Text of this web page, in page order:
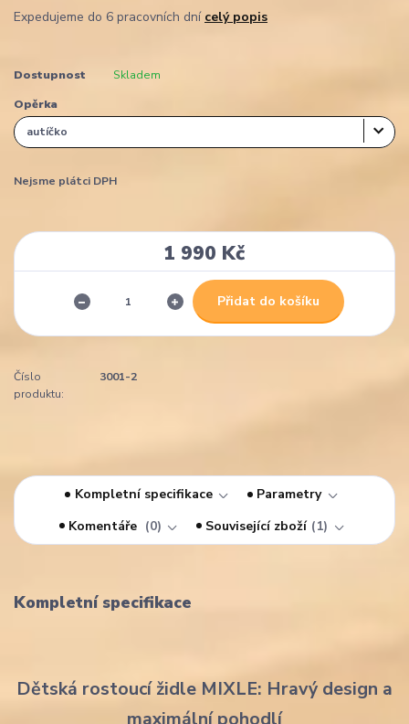
Expedujeme do 6 pracovních dní celý popis
Dostupnost Skladem
Opěrka
Nejsme plátci DPH
1 990 Kč
Přidat do košíku
Číslo
produktu:
3001-2
Kompletní specifikace
Parametry
Komentáře
0 Související zboží 1
Kompletní specifikace
Dětská rostoucí židle MIXLE: Hravý design a
maximální pohodlí